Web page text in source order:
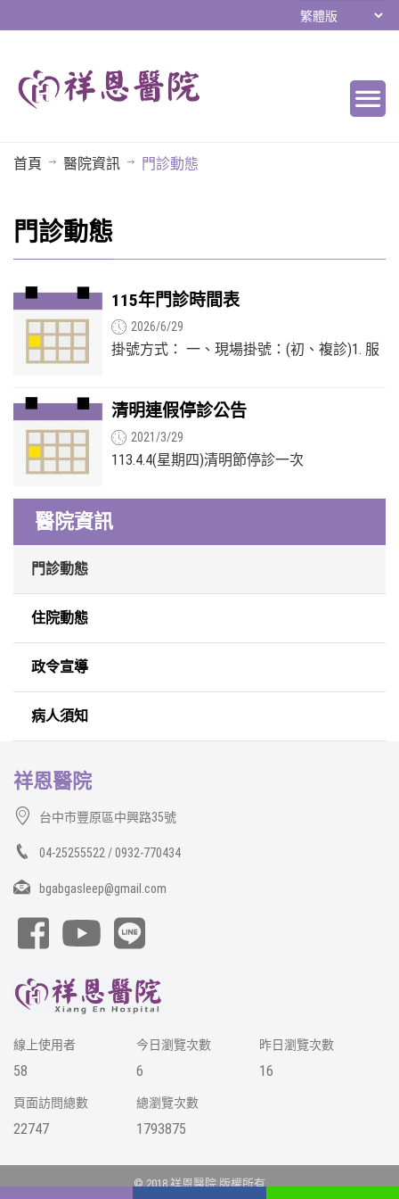
首頁 醫院資訊 門診動態
門診動態
115年門診時間表
2026/6/29
掛號方式： 一、現場掛號：(初、複診)1. 服
清明連假停診公告
2021/3/29
113.4.4(星期四)清明節停診一次
醫院資訊
門診動態
住院動態
政令宣導
病人須知
祥恩醫院
台中市豐原區中興路35號
04-25255522 / 0932-770434
bgabgasleep@gmail.com
線上使用者
58
今日瀏覽次數
6
昨日瀏覽次數
16
頁面訪問總數
22747
總瀏覽次數
1793875
© 2018 祥恩醫院 版權所有